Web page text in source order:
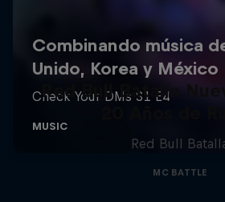
Red Bull Batalla
Red Bull
MC BATTLE